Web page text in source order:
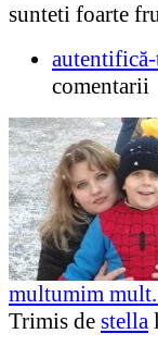
sunteti foarte
comentarii
multumim
Trimis de stella